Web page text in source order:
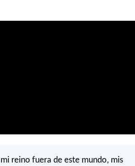
reino fuera de este mundo, mis